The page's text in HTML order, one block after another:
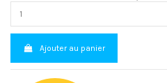
Ajouter au panier